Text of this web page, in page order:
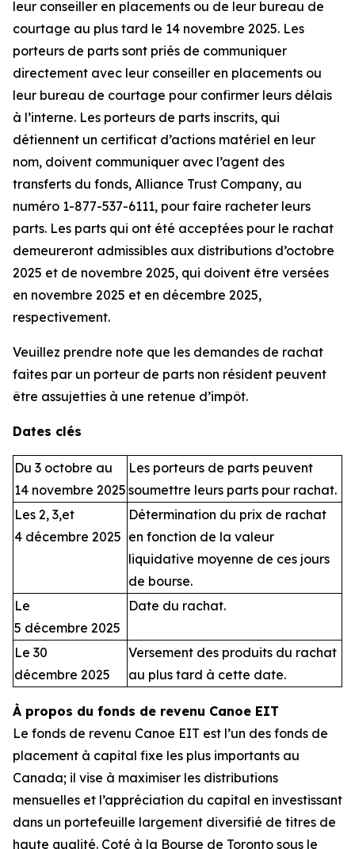
leur conseiller en placements ou de leur bureau de
courtage au plus tard le 14 novembre 2025. Les
porteurs de parts sont priés de communiquer
directement avec leur conseiller en placements ou
leur bureau de courtage pour confirmer leurs délais
à l’interne. Les porteurs de parts inscrits, qui
détiennent un certificat d’actions matériel en leur
nom, doivent communiquer avec l’agent des
transferts du fonds, Alliance Trust Company, au
numéro 1-877-537-6111, pour faire racheter leurs
parts. Les parts qui ont été acceptées pour le rachat
demeureront admissibles aux distributions d’octobre
2025 et de novembre 2025, qui doivent être versées
en novembre 2025 et en décembre 2025,
respectivement.
Veuillez prendre note que les demandes de rachat
faites par un porteur de parts non résident peuvent
être assujetties à une retenue d’impôt.
Dates clés
Du 3 octobre au
14 novembre 2025
Les porteurs de parts peuvent
soumettre leurs parts pour rachat.
Les 2, 3,et
4 décembre 2025
Détermination du prix de rachat
en fonction de la valeur
liquidative moyenne de ces jours
de bourse.
Le
5 décembre 2025
Date du rachat.
Le 30
décembre 2025
Versement des produits du rachat
au plus tard à cette date.
À propos du fonds de revenu Canoe EIT
Le fonds de revenu Canoe EIT est l’un des fonds de
placement à capital fixe les plus importants au
Canada; il vise à maximiser les distributions
mensuelles et l’appréciation du capital en investissant
dans un portefeuille largement diversifié de titres de
haute qualité. Coté à la Bourse de Toronto sous le